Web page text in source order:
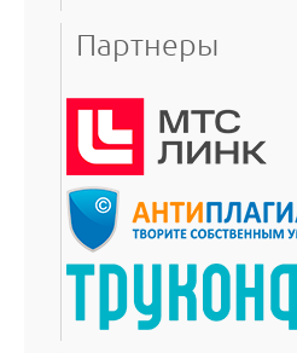
Партнеры